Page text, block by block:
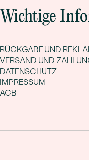
Wichtige
RÜCKGABE UND
VERSAND UND
DATENSCHUTZ
IMPRESSUM
AGB